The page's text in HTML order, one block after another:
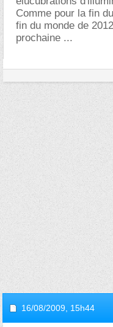
Comme pour la fin
fin du monde de
prochaine ...
16/08/2009, 15h44